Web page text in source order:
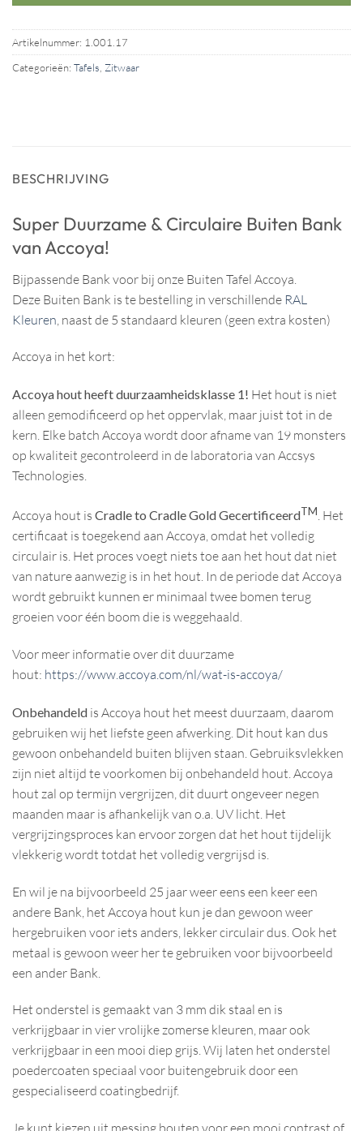
Artikelnummer: 1.001.17
Categorieën: Tafels Zitwaar
BESCHRIJVING
Super Duurzame & Circulaire Buiten Bank
van Accoya!
Bijpassende Bank voor bij onze Buiten Tafel Accoya.
Deze Buiten Bank is te bestelling in verschillende RAL
Kleuren , naast de 5 standaard kleuren (geen extra kosten)
Accoya in het kort:
Accoya hout heeft duurzaamheidsklasse 1! Het hout is niet
alleen gemodificeerd op het oppervlak, maar juist tot in de
kern. Elke batch Accoya wordt door afname van 19 monsters
op kwaliteit gecontroleerd in de laboratoria van Accsys
Technologies.
Accoya hout is Cradle to Cradle Gold GecertificeerdTM. Het
certificaat is toegekend aan Accoya, omdat het volledig
circulair is. Het proces voegt niets toe aan het hout dat niet
van nature aanwezig is in het hout. In de periode dat Accoya
wordt gebruikt kunnen er minimaal twee bomen terug
groeien voor één boom die is weggehaald.
Voor meer informatie over dit duurzame
hout: https://www.accoya.com/nl/wat-is-accoya/
Onbehandeld is Accoya hout het meest duurzaam, daarom
gebruiken wij het liefste geen afwerking. Dit hout kan dus
gewoon onbehandeld buiten blijven staan. Gebruiksvlekken
zijn niet altijd te voorkomen bij onbehandeld hout. Accoya
hout zal op termijn vergrijzen, dit duurt ongeveer negen
maanden maar is afhankelijk van o.a. UV licht. Het
vergrijzingsproces kan ervoor zorgen dat het hout tijdelijk
vlekkerig wordt totdat het volledig vergrijsd is.
En wil je na bijvoorbeeld 25 jaar weer eens een keer een
andere Bank, het Accoya hout kun je dan gewoon weer
hergebruiken voor iets anders, lekker circulair dus. Ook het
metaal is gewoon weer her te gebruiken voor bijvoorbeeld
een ander Bank.
Het onderstel is gemaakt van 3 mm dik staal en is
verkrijgbaar in vier vrolijke zomerse kleuren, maar ook
verkrijgbaar in een mooi diep grijs. Wij laten het onderstel
poedercoaten speciaal voor buitengebruik door een
gespecialiseerd coatingbedrijf.